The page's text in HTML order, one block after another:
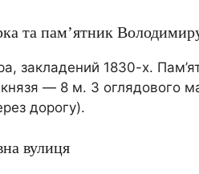
та пам’ятник
закладений 1830-х.
— 8 м. З оглядового
дорогу).
вулиця